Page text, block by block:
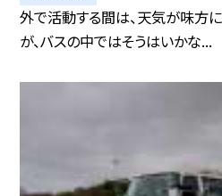
外で活動する間は、天気が味方
が、バスの中ではそうはいかな...